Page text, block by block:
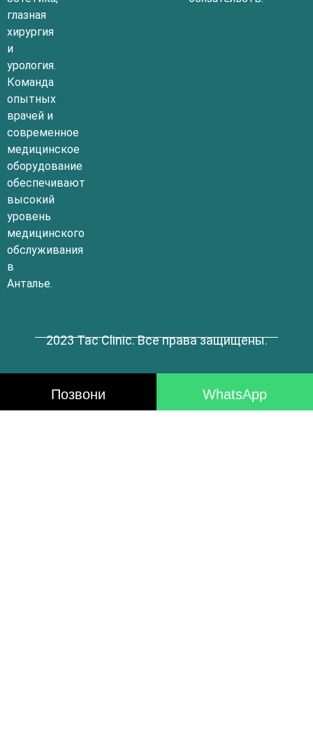
глазная
хирургия
и
урология.
Команда
опытных
врачей и
современное
медицинское
оборудование
обеспечивают
высокий
уровень
медицинского
обслуживания
в
Анталье.
2023 Tac Clinic. Все права защищены.
Позвони WhatsApp